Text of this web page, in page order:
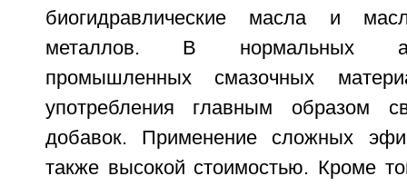
биогидравлические масла и
металлов. В нормальных
промышленных смазочных
употребления главным образом
добавок. Применение сложных
также высокой стоимостью. Кроме